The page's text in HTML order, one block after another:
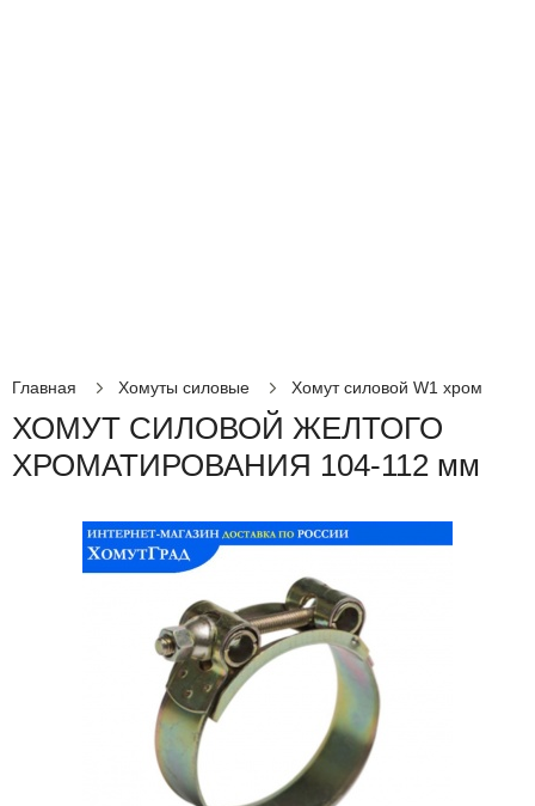
Главная Хомуты силовые Хомут силовой W1 хром
ХОМУТ СИЛОВОЙ ЖЕЛТОГО
ХРОМАТИРОВАНИЯ 104-112 мм